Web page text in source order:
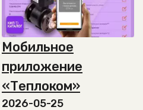
Мобильное
приложение
«Теплоком»
2026-05-25